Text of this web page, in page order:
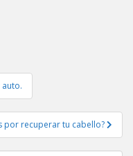
auto.
por recuperar tu cabello?